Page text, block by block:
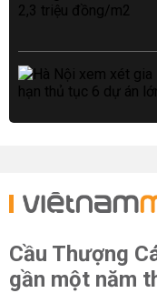
Cầu Thượng
gần một năm